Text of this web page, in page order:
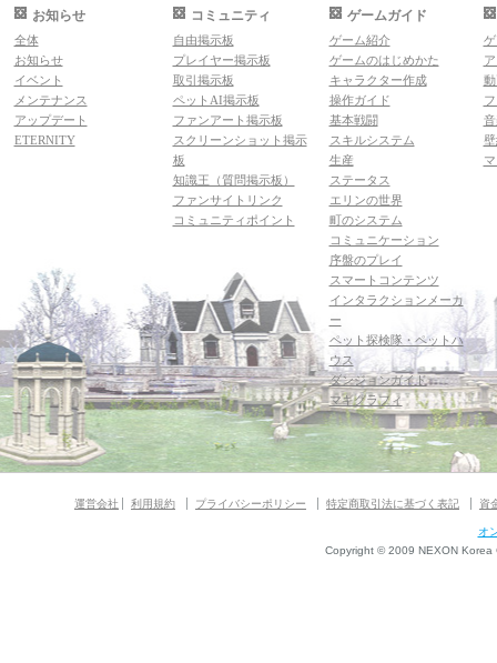
お知らせ
全体
お知らせ
イベント
メンテナンス
アップデート
ETERNITY
コミュニティ
自由掲示板
プレイヤー掲示板
取引掲示板
ペットAI掲示板
ファンアート掲示板
スクリーンショット掲示
板
知識王（質問掲示板）
ファンサイトリンク
コミュニティポイント
ゲームガイド
ゲーム紹介
ゲームのはじめかた
キャラクター作成
操作ガイド
基本戦闘
スキルシステム
生産
ステータス
エリンの世界
町のシステム
コミュニケーション
序盤のプレイ
スマートコンテンツ
インタラクションメーカ
ー
ペット探検隊・ペットハ
ウス
ダンジョンガイド
マギグラフィ
運営会社 利用規約 プライバシーポリシー 特定商取引法に基づく表記 資
オ
Copyright © 2009 NEXON Korea